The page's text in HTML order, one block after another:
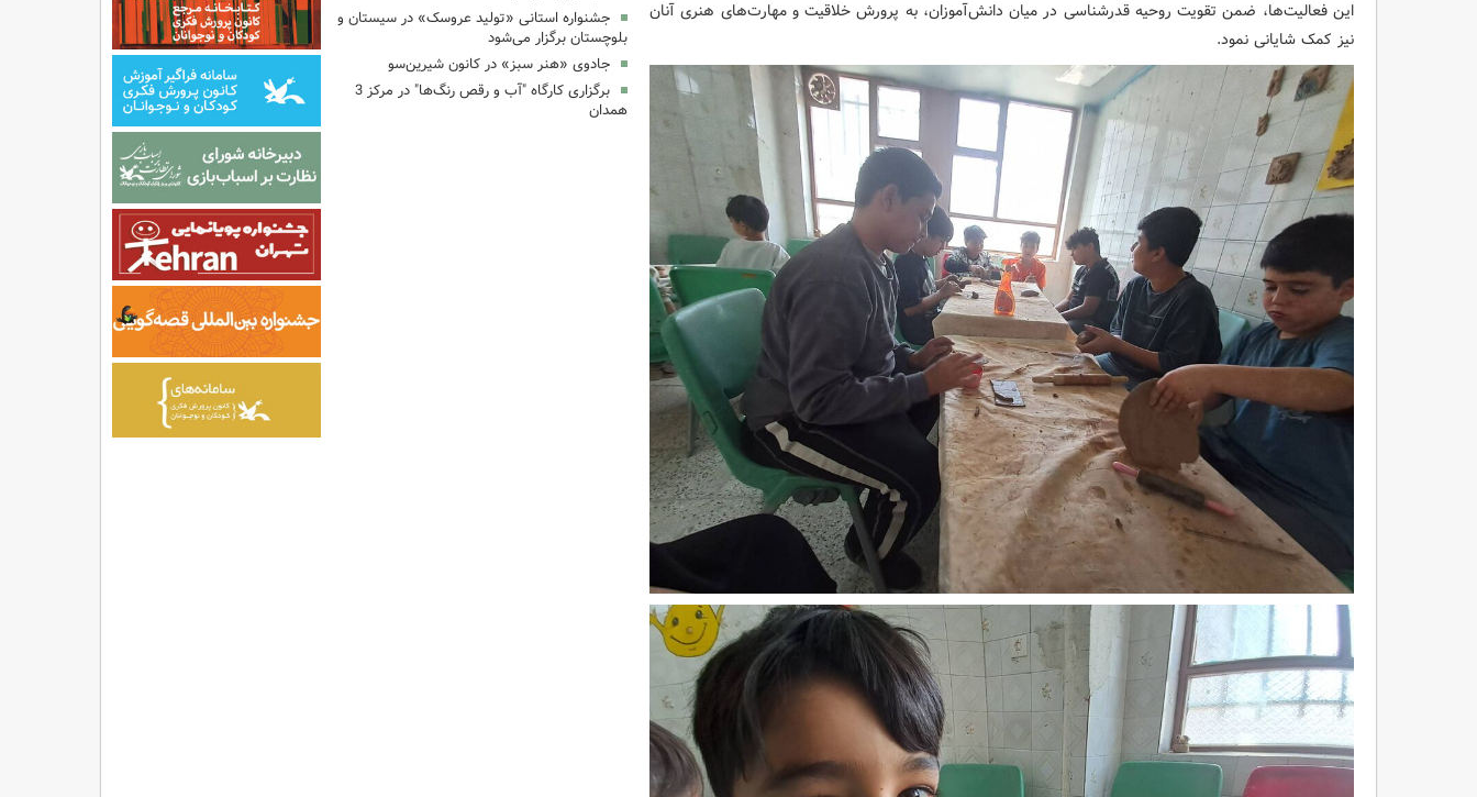
این فعالیت‌ها، ضمن تقویت روحیه قدرشناسی در میان دانش‌آموزان، به پرورش خلاقیت و مهارت‌های هنری آنان
نیز کمک شایانی نمود.
جشنواره استانی «تولید عروسک» در سیستان و
بلوچستان برگزار می‌شود
جادوی «هنر سبز» در کانون شیرین‌سو
برگزاری کارگاه "آب و رقص رنگ‌ها" در مرکز 3
همدان